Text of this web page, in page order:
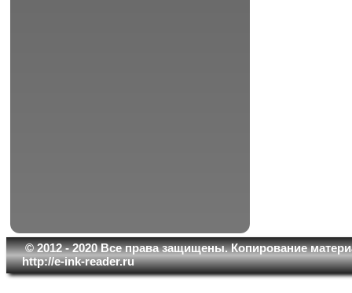
© 2012 - 2020 Все права защищены. Копирование
http://e-ink-reader.ru